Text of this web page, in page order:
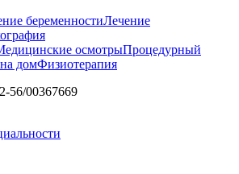
беременностиЛечение
осмотрыПроцедурный
домФизиотерапия
56/00367669